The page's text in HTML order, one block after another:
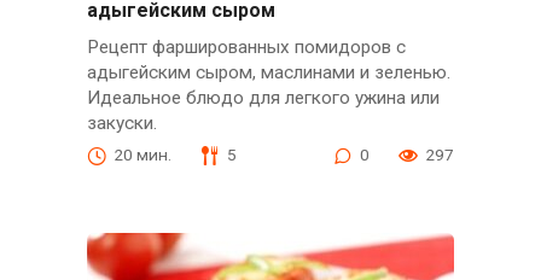
адыгейским сыром
Рецепт фаршированных помидоров с
адыгейским сыром, маслинами и зеленью.
Идеальное блюдо для легкого ужина или
закуски.
20 мин. 5 0 297